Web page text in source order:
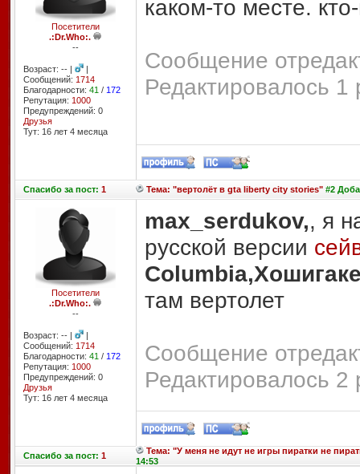
Посетители
.:Dr.Who:.
--
Возраст: -- |
|
Сообщений: 1714
Благодарности: 41 / 172
Репутация: 1000
Предупреждений: 0
Друзья
Тут: 16 лет 4 месяцa
каком-то месте.
Сообщение
Редактировалось 1
Спасибоза пост: 1 Тема: "вертолёт в gta liberty city stories"#2
Посетители
.:Dr.Who:.
--
Возраст: -- |
|
Сообщений: 1714
Благодарности: 41 / 172
Репутация: 1000
Предупреждений: 0
Друзья
Тут: 16 лет 4 месяцa
max_serdukov,, я
русской версии
там вертолет
Сообщение
Редактировалось 2
Спасибоза пост: 1
Тема: "У меня не идут не игры пиратки не
14:53